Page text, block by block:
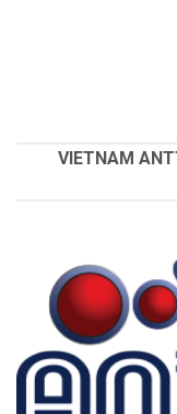
VIETNAM